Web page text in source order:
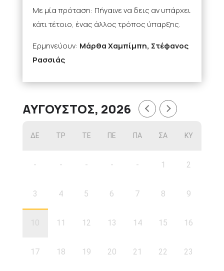
Με μία πρόταση: Πήγαινε να δεις αν υπάρχει
κάτι τέτοιο, ένας άλλος τρόπος ύπαρξης.
Ερμηνεύουν: Μάρθα Χαμπίμπη, Στέφανος
Ρασσιάς
ΑΎΓΟΥΣΤΟΣ, 2026
ΔΕ ΤΡ ΤΕ ΠΕ ΠΑ ΣΑ ΚΥ
- - - - - 1 2
3 4 5 6 7 8 9
10 11 12 13 14 15 16
17 18 19 20 21 22 23